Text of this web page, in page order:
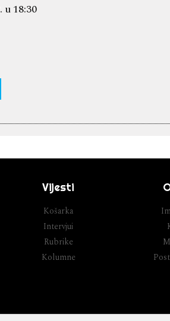
u 18:30
Vijesti
Košarka
Intervjui
Rubrike
Kolumne